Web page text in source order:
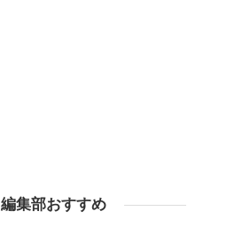
編集部おすすめ